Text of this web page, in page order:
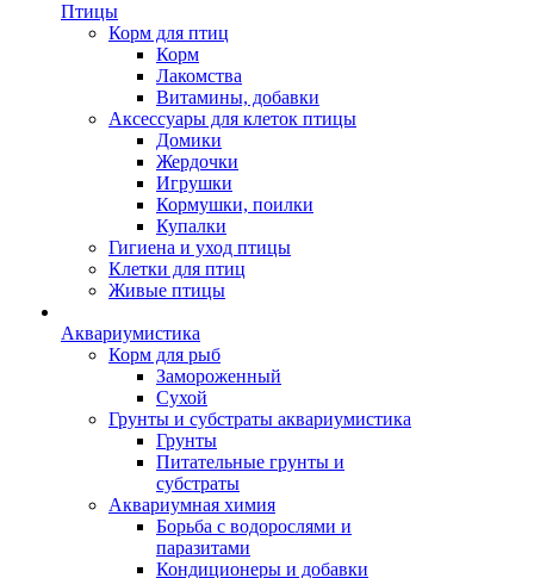
Птицы
Корм для птиц
Корм
Лакомства
Витамины, добавки
Аксессуары для клеток птицы
Домики
Жердочки
Игрушки
Кормушки, поилки
Купалки
Гигиена и уход птицы
Клетки для птиц
Живые птицы
Аквариумистика
Корм для рыб
Замороженный
Сухой
Грунты и субстраты аквариумистика
Грунты
Питательные грунты и
субстраты
Аквариумная химия
Борьба с водорослями и
паразитами
Кондиционеры и добавки